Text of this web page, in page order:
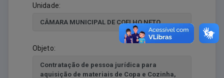
Unidade:
Objeto: